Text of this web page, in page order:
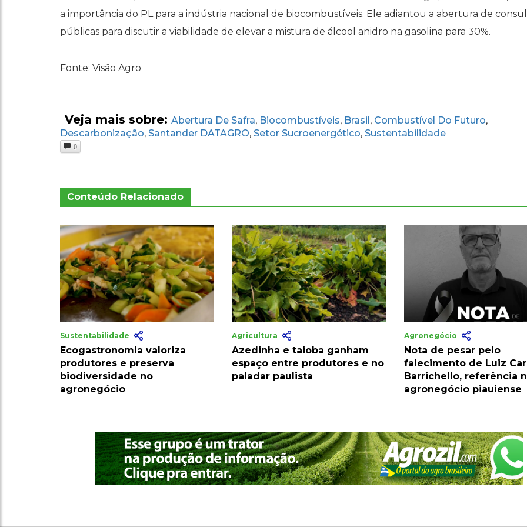
a importância do PL para a indústria nacional de biocombustíveis. Ele adiantou a abertura de
públicas para discutir a viabilidade de elevar a mistura de álcool anidro na gasolina para 30%.
Fonte: Visão Agro
Veja mais sobre: Abertura De Safra, Biocombustíveis, Brasil , Combustível Do Futuro,
Descarbonização, Santander DATAGRO, Setor Sucroenergético, Sustentabilidade
0
Conteúdo Relacionado
Sustentabilidade
Ecogastronomia valoriza
produtores e preserva
biodiversidade no
agronegócio
Agricultura
Azedinha e taioba ganham
espaço entre produtores e no
paladar paulista
Agronegócio
Nota de pesar pelo
falecimento de Luiz
Barrichello, referência
agronegócio piauiense